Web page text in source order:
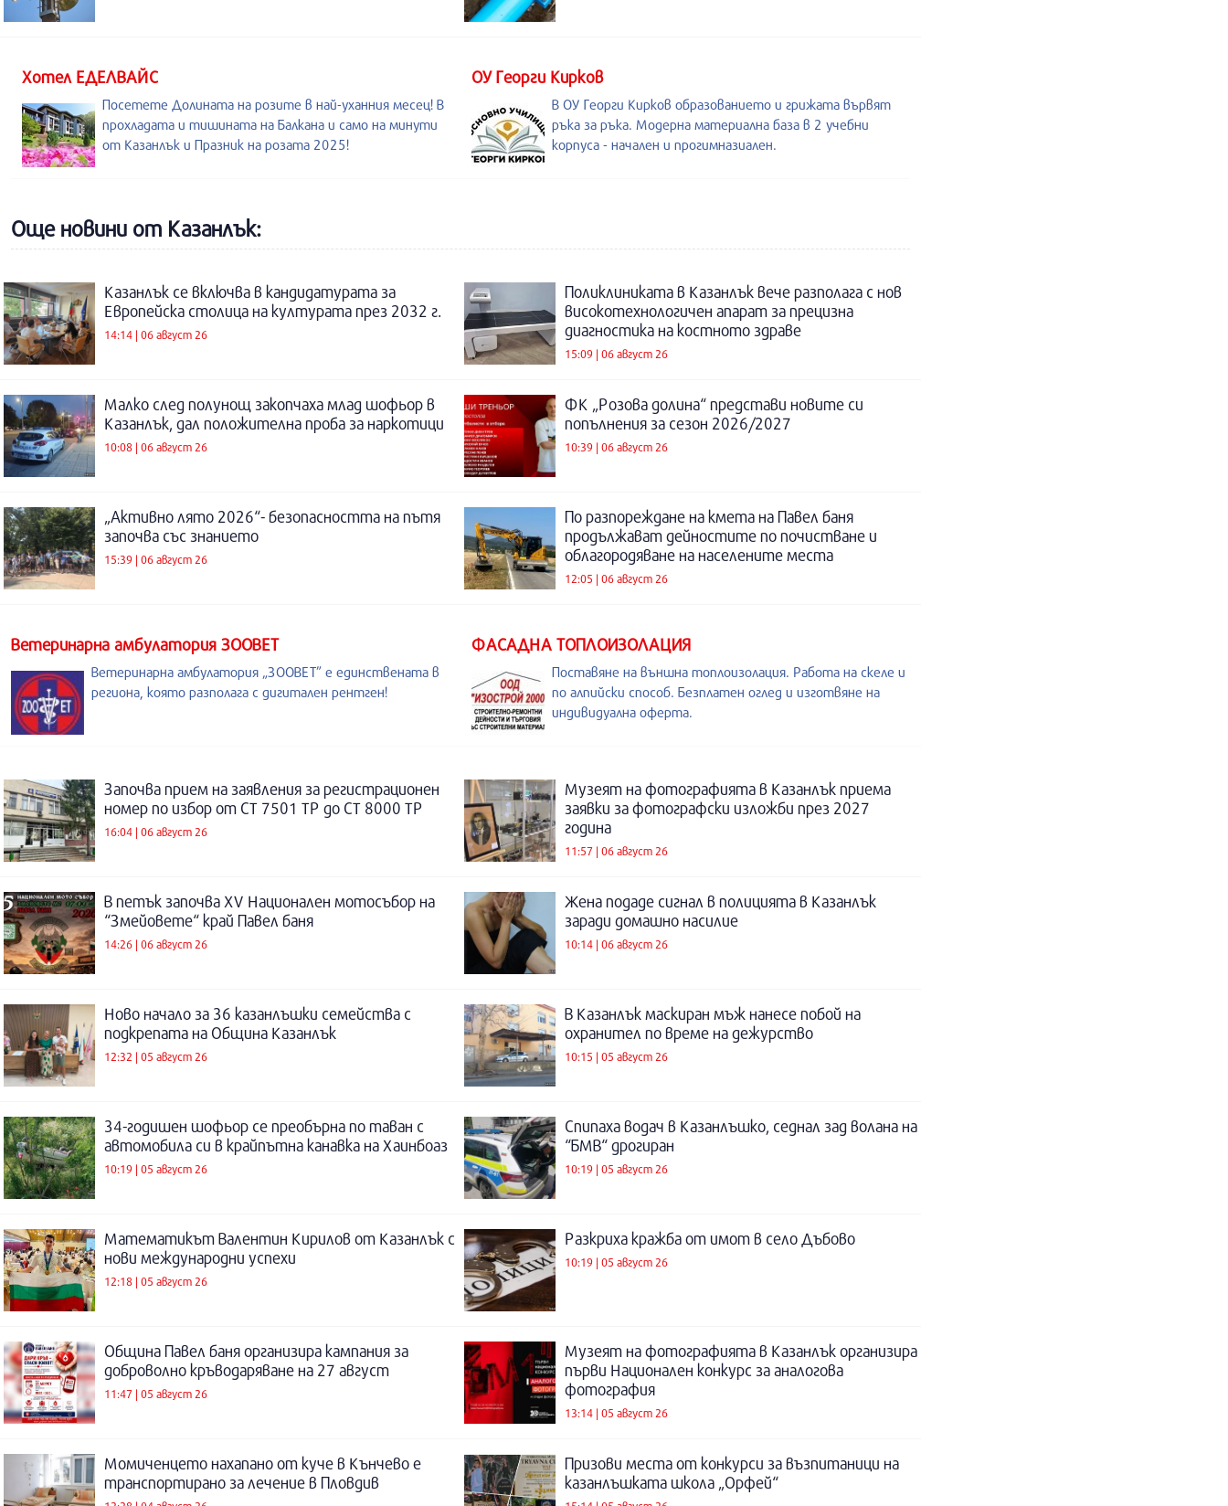
Хотел ЕДЕЛВАЙС
Посетете Долината на розите в най-уханния месец! В
прохладата и тишината на Балкана и само на минути
от Казанлък и Празник на розата 2025!
ОУ Георги Кирков
В ОУ Георги Кирков образованието и грижата вървят
ръка за ръка. Модерна материална база в 2 учебни
корпуса - начален и прогимназиален.
Още новини от Казанлък:
Казанлък се включва в кандидатурата за
Европейска столица на културата през 2032 г.
14:14 | 06 август 26
Поликлиниката в Казанлък вече разполага с нов
високотехнологичен апарат за прецизна
диагностика на костното здраве
15:09 | 06 август 26
Малко след полунощ закопчаха млад шофьор в
Казанлък, дал положителна проба за наркотици
10:08 | 06 август 26
ФК „Розова долина“ представи новите си
попълнения за сезон 2026/2027
10:39 | 06 август 26
„Активно лято 2026“- безопасността на пътя
започва със знанието
15:39 | 06 август 26
По разпореждане на кмета на Павел баня
продължават дейностите по почистване и
облагородяване на населените места
12:05 | 06 август 26
Ветеринарна амбулатория ЗООВЕТ
Ветеринарна амбулатория „ЗООВЕТ” е единствената в
региона, която разполага с дигитален рентген!
ФАСАДНА ТОПЛОИЗОЛАЦИЯ
Поставяне на външна топлоизолация. Работа на скеле и
по алпийски способ. Безплатен оглед и изготвяне на
индивидуална оферта.
Започва прием на заявления за регистрационен
номер по избор от СТ 7501 ТР до СТ 8000 ТР
16:04 | 06 август 26
Музеят на фотографията в Казанлък приема
заявки за фотографски изложби през 2027
година
11:57 | 06 август 26
В петък започва XV Национален мотосъбор на
“Змейовете“ край Павел баня
14:26 | 06 август 26
Жена подаде сигнал в полицията в Казанлък
заради домашно насилие
10:14 | 06 август 26
Ново начало за 36 казанлъшки семейства с
подкрепата на Община Казанлък
12:32 | 05 август 26
В Казанлък маскиран мъж нанесе побой на
охранител по време на дежурство
10:15 | 05 август 26
34-годишен шофьор се преобърна по таван с
автомобила си в крайпътна канавка на Хаинбоаз
10:19 | 05 август 26
Спипаха водач в Казанлъшко, седнал зад волана на
“БМВ“ дрогиран
10:19 | 05 август 26
Математикът Валентин Кирилов от Казанлък с
нови международни успехи
12:18 | 05 август 26
Разкриха кражба от имот в село Дъбово
10:19 | 05 август 26
Община Павел баня организира кампания за
доброволно кръводаряване на 27 август
11:47 | 05 август 26
Музеят на фотографията в Казанлък организира
първи Национален конкурс за аналогова
фотография
13:14 | 05 август 26
Момиченцето нахапано от куче в Кънчево е
транспортирано за лечение в Пловдив
Призови места от конкурси за възпитаници на
казанлъшката школа „Орфей“